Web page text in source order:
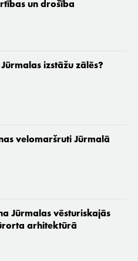
un drošība
izstāžu zālēs?
velomaršruti Jūrmalā
Jūrmalas vēsturiskajās
arhitektūrā